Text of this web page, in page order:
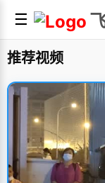
☰
推荐视频